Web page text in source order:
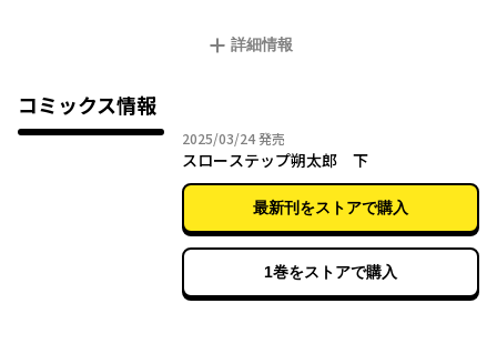
詳細情報
コミックス情報
2025/03/242025年03月24日
発売
スローステップ朔太郎 下
最新刊をストアで購入
1巻をストアで購入